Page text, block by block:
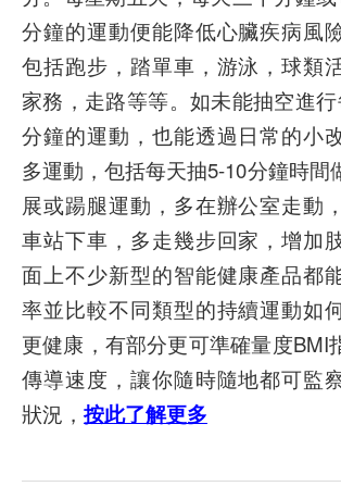
分鐘的運動便能降低心臟疾病風
包括跑步，踏單車，游泳，球類
家務，走路等等。如未能抽空進
分鐘的運動，也能透過日常的小
多運動，包括每天抽5-10分鐘時間
展或踼腿運動，多在辦公室走動
車站下車，多走幾步回家，增加
面上不少新型的智能健康產品都
率並比較不同類型的持續運動如
更健康，有部分更可準確量度BMI
傳導速度，讓你隨時隨地都可監
狀況， 按此了解更多